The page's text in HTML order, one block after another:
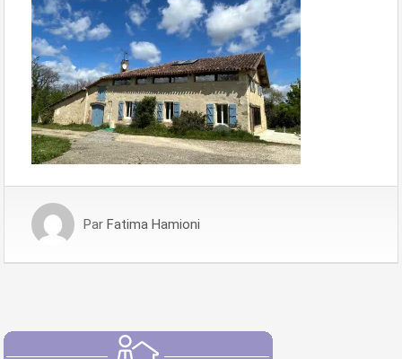
Par Fatima Hamioni